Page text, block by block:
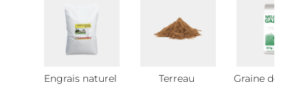
Engrais naturel Terreau Graine de